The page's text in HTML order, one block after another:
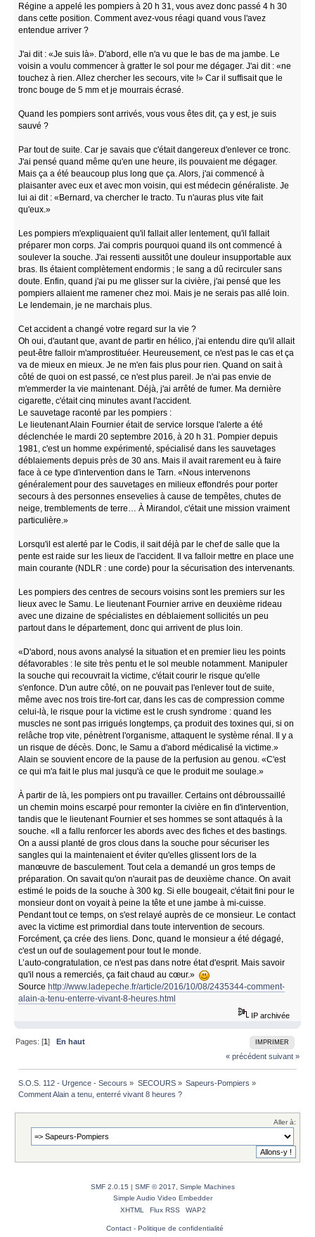
Régine a appelé les pompiers à 20 h 31, vous avez donc passé 4 h 30
dans cette position. Comment avez-vous réagi quand vous l'avez
entendue arriver ?
J'ai dit : «Je suis là». D'abord, elle n'a vu que le bas de ma jambe. Le
voisin a voulu commencer à gratter le sol pour me dégager. J'ai dit : «ne
touchez à rien. Allez chercher les secours, vite !» Car il suffisait que le
tronc bouge de 5 mm et je mourrais écrasé.
Quand les pompiers sont arrivés, vous vous êtes dit, ça y est, je suis
sauvé ?
Par tout de suite. Car je savais que c'était dangereux d'enlever ce tronc.
J'ai pensé quand même qu'en une heure, ils pouvaient me dégager.
Mais ça a été beaucoup plus long que ça. Alors, j'ai commencé à
plaisanter avec eux et avec mon voisin, qui est médecin généraliste. Je
lui ai dit : «Bernard, va chercher le tracto. Tu n'auras plus vite fait
qu'eux.»
Les pompiers m'expliquaient qu'il fallait aller lentement, qu'il fallait
préparer mon corps. J'ai compris pourquoi quand ils ont commencé à
soulever la souche. J'ai ressenti aussitôt une douleur insupportable aux
bras. Ils étaient complètement endormis ; le sang a dû recirculer sans
doute. Enfin, quand j'ai pu me glisser sur la civière, j'ai pensé que les
pompiers allaient me ramener chez moi. Mais je ne serais pas allé loin.
Le lendemain, je ne marchais plus.
Cet accident a changé votre regard sur la vie ?
Oh oui, d'autant que, avant de partir en hélico, j'ai entendu dire qu'il allait
peut-être falloir m'amprostituéer. Heureusement, ce n'est pas le cas et ça
va de mieux en mieux. Je ne m'en fais plus pour rien. Quand on sait à
côté de quoi on est passé, ce n'est plus pareil. Je n'ai pas envie de
m'emmerder la vie maintenant. Déjà, j'ai arrêté de fumer. Ma dernière
cigarette, c'était cinq minutes avant l'accident.
Le sauvetage raconté par les pompiers :
Le lieutenant Alain Fournier était de service lorsque l'alerte a été
déclenchée le mardi 20 septembre 2016, à 20 h 31. Pompier depuis
1981, c'est un homme expérimenté, spécialisé dans les sauvetages
déblaiements depuis près de 30 ans. Mais il avait rarement eu à faire
face à ce type d'intervention dans le Tarn. «Nous intervenons
généralement pour des sauvetages en milieux effondrés pour porter
secours à des personnes ensevelies à cause de tempêtes, chutes de
neige, tremblements de terre… À Mirandol, c'était une mission vraiment
particulière.»
Lorsqu'il est alerté par le Codis, il sait déjà par le chef de salle que la
pente est raide sur les lieux de l'accident. Il va falloir mettre en place une
main courante (NDLR : une corde) pour la sécurisation des intervenants.
Les pompiers des centres de secours voisins sont les premiers sur les
lieux avec le Samu. Le lieutenant Fournier arrive en deuxième rideau
avec une dizaine de spécialistes en déblaiement sollicités un peu
partout dans le département, donc qui arrivent de plus loin.
«D'abord, nous avons analysé la situation et en premier lieu les points
défavorables : le site très pentu et le sol meuble notamment. Manipuler
la souche qui recouvrait la victime, c'était courir le risque qu'elle
s'enfonce. D'un autre côté, on ne pouvait pas l'enlever tout de suite,
même avec nos trois tire-fort car, dans les cas de compression comme
celui-là, le risque pour la victime est le crush syndrome : quand les
muscles ne sont pas irrigués longtemps, ça produit des toxines qui, si on
relâche trop vite, pénètrent l'organisme, attaquent le système rénal. Il y a
un risque de décès. Donc, le Samu a d'abord médicalisé la victime.»
Alain se souvient encore de la pause de la perfusion au genou. «C'est
ce qui m'a fait le plus mal jusqu'à ce que le produit me soulage.»
À partir de là, les pompiers ont pu travailler. Certains ont débroussaillé
un chemin moins escarpé pour remonter la civière en fin d'intervention,
tandis que le lieutenant Fournier et ses hommes se sont attaqués à la
souche. «Il a fallu renforcer les abords avec des fiches et des bastings.
On a aussi planté de gros clous dans la souche pour sécuriser les
sangles qui la maintenaient et éviter qu'elles glissent lors de la
manœuvre de basculement. Tout cela a demandé un gros temps de
préparation. On savait qu'on n'aurait pas de deuxième chance. On avait
estimé le poids de la souche à 300 kg. Si elle bougeait, c'était fini pour le
monsieur dont on voyait à peine la tête et une jambe à mi-cuisse.
Pendant tout ce temps, on s'est relayé auprès de ce monsieur. Le contact
avec la victime est primordial dans toute intervention de secours.
Forcément, ça crée des liens. Donc, quand le monsieur a été dégagé,
c'est un ouf de soulagement pour tout le monde.
L’auto-congratulation, ce n'est pas dans notre état d'esprit. Mais savoir
qu'il nous a remerciés, ça fait chaud au cœur.»
Source http://www.ladepeche.fr/article/2016/10/08/2435344-comment-
alain-a-tenu-enterre-vivant-8-heures.html
IP archivée
IMPRIMER
Pages: [1]En haut
« précédent suivant »
S.O.S. 112 - Urgence - Secours » SECOURS» Sapeurs-Pompiers »
Comment Alain a tenu, enterré vivant 8 heures ?
Aller à:
SMF 2.0.15 | SMF © 2017
Simple Machines
Simple Audio Video Embedder
XHTML
Flux RSS WAP2
Contact- Politique de confidentialité